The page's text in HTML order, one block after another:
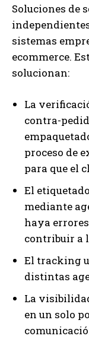
Soluciones de
sistemas
ecommerce.
solucionan:
La
contra-
proceso de
para que el
El
mediante
haya
contribuir a
El tracking
distintas
La
en un solo